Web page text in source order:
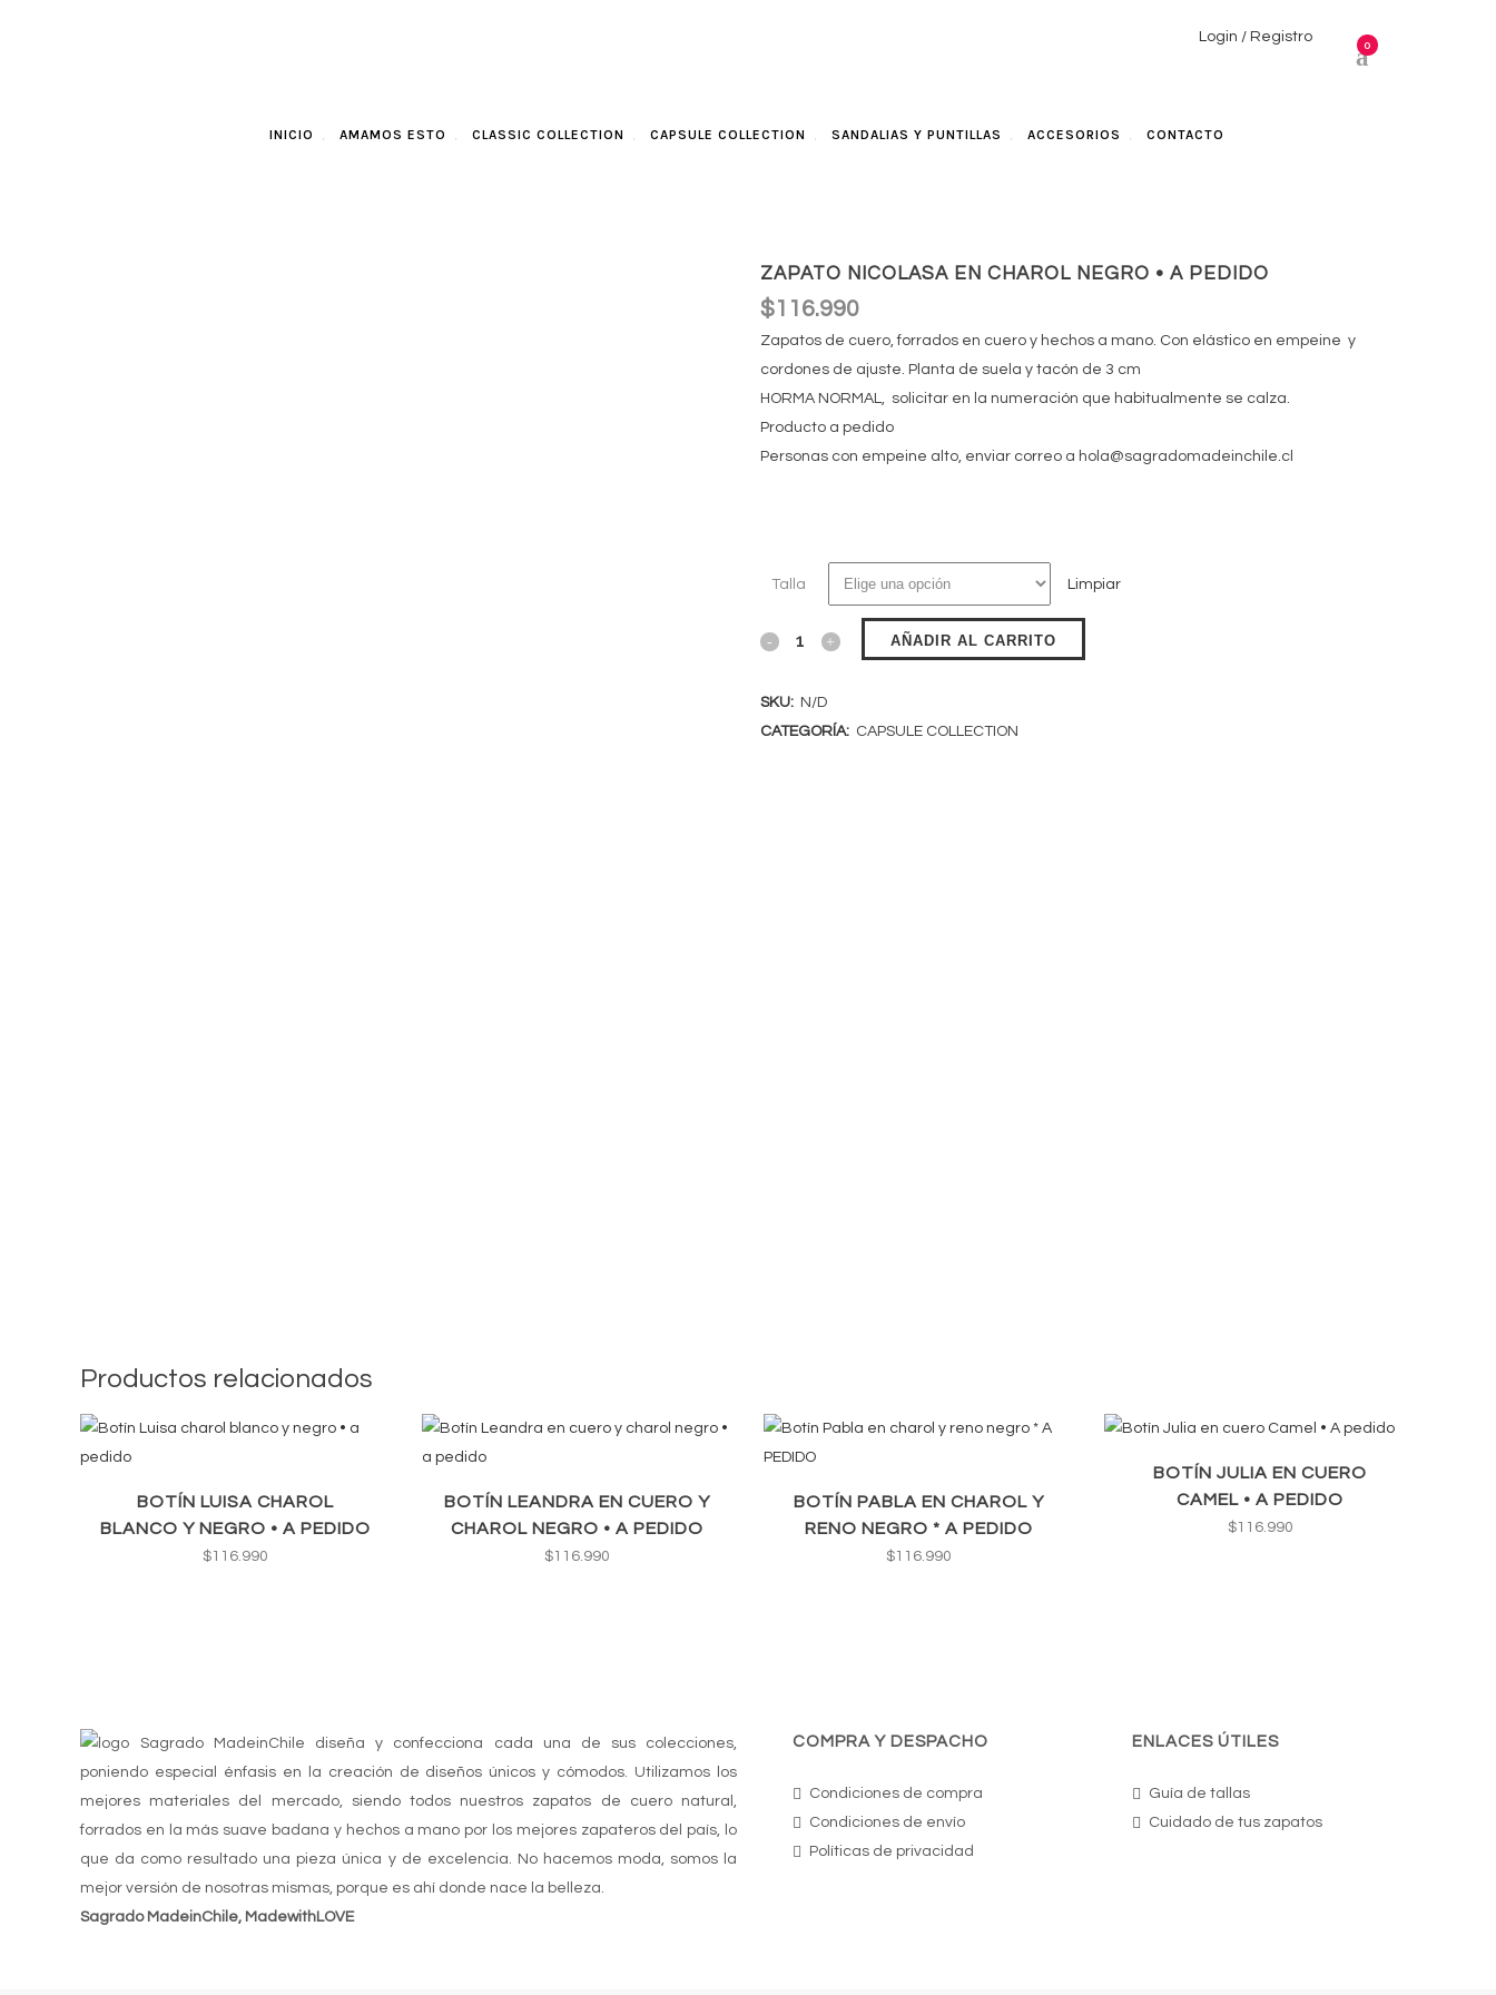
Login / Registro
0
INICIO AMAMOS ESTO CLASSIC COLLECTION CAPSULE COLLECTION SANDALIAS Y PUNTILLAS ACCESORIOS CONTACTO
ZAPATO NICOLASA EN CHAROL NEGRO • A PEDIDO
$116.990
Zapatos de cuero, forrados en cuero y hechos a mano. Con elástico en empeine y
cordones de ajuste. Planta de suela y tacón de 3 cm
HORMA NORMAL, solicitar en la numeración que habitualmente se calza.
Producto a pedido
Personas con empeine alto, enviar correo a hola@sagradomadeinchile.cl
Talla Limpiar
AÑADIR AL CARRITO
SKU: N/D
CATEGORÍA: CAPSULE COLLECTION
Productos relacionados
BOTÍN LUISA CHAROL
BLANCO Y NEGRO • A PEDIDO
$116.990
BOTÍN LEANDRA EN CUERO Y
CHAROL NEGRO • A PEDIDO
$116.990
BOTÍN PABLA EN CHAROL Y
RENO NEGRO * A PEDIDO
$116.990
BOTÍN JULIA EN CUERO
CAMEL • A PEDIDO
$116.990
Sagrado MadeinChile diseña y confecciona cada una de sus colecciones,
poniendo especial énfasis en la creación de diseños únicos y cómodos. Utilizamos los
mejores materiales del mercado, siendo todos nuestros zapatos de cuero natural,
forrados en la más suave badana y hechos a mano por los mejores zapateros del país, lo
que da como resultado una pieza única y de excelencia. No hacemos moda, somos la
mejor versión de nosotras mismas, porque es ahí donde nace la belleza.
Sagrado MadeinChile, MadewithLOVE
COMPRA Y DESPACHO
Condiciones de compra
Condiciones de envío
Políticas de privacidad
ENLACES ÚTILES
Guía de tallas
Cuidado de tus zapatos